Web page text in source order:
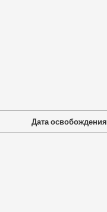
Дата освобождения